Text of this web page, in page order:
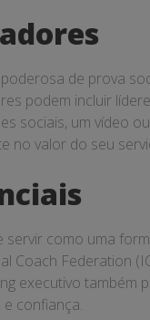
de prova
podem incluir
sociais, um vídeo
no valor do seu
como uma
Coach Federation
executivo
confiança.